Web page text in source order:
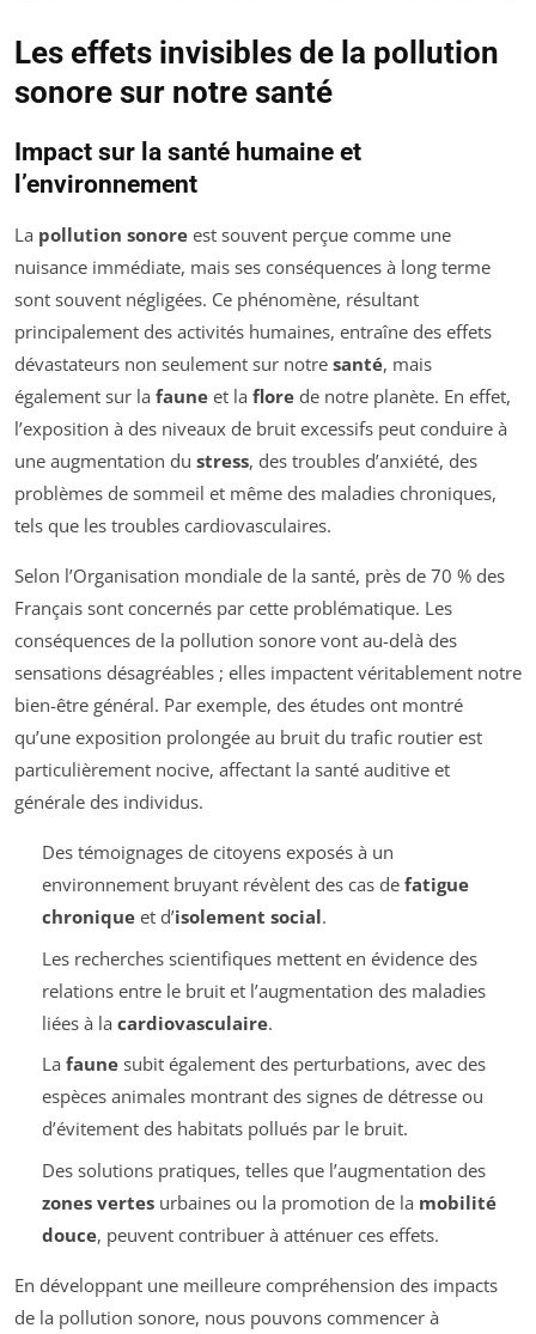
Les effets invisibles de la pollution
sonore sur notre santé
Impact sur la santé humaine et
l’environnement
La pollution sonore est souvent perçue comme une
nuisance immédiate, mais ses conséquences à long terme
sont souvent négligées. Ce phénomène, résultant
principalement des activités humaines, entraîne des effets
dévastateurs non seulement sur notre santé, mais
également sur la faune et la flore de notre planète. En effet,
l’exposition à des niveaux de bruit excessifs peut conduire à
une augmentation du stress, des troubles d’anxiété, des
problèmes de sommeil et même des maladies chroniques,
tels que les troubles cardiovasculaires.
Selon l’Organisation mondiale de la santé, près de 70 % des
Français sont concernés par cette problématique. Les
conséquences de la pollution sonore vont au-delà des
sensations désagréables ; elles impactent véritablement notre
bien-être général. Par exemple, des études ont montré
qu’une exposition prolongée au bruit du trafic routier est
particulièrement nocive, affectant la santé auditive et
générale des individus.
Des témoignages de citoyens exposés à un
environnement bruyant révèlent des cas de fatigue
chroniqueet d’isolement social.
Les recherches scientifiques mettent en évidence des
relations entre le bruit et l’augmentation des maladies
liées à la cardiovasculaire.
La faunesubit également des perturbations, avec des
espèces animales montrant des signes de détresse ou
d’évitement des habitats pollués par le bruit.
Des solutions pratiques, telles que l’augmentation des
zones vertesurbaines ou la promotion de la mobilité
douce, peuvent contribuer à atténuer ces effets.
En développant une meilleure compréhension des impacts
de la pollution sonore, nous pouvons commencer à